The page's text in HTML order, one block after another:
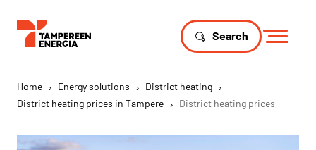
Search
Home › Energy solutions › District heating ›
District heating prices in Tampere › District heating prices